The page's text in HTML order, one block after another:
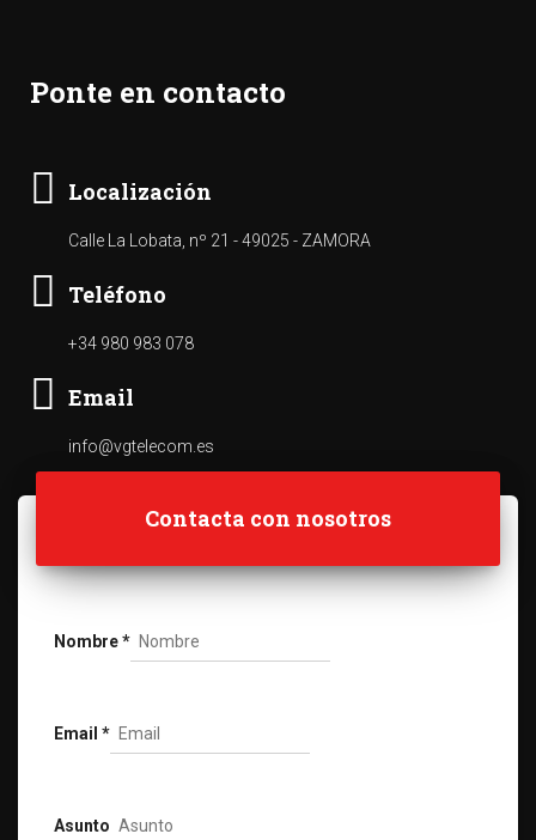
Ponte en contacto
Localización
Calle La Lobata, nº 21 - 49025 - ZAMORA
Teléfono
+34 980 983 078
Email
info@vgtelecom.es
Contacta con nosotros
Nombre*
Email *
Asunto